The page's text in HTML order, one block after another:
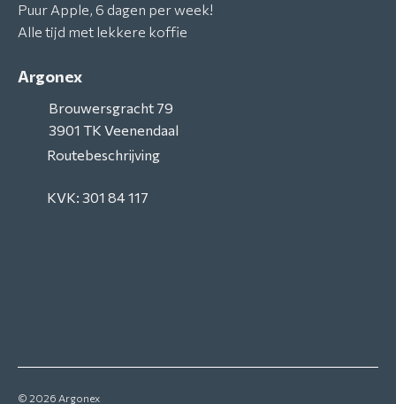
Puur Apple, 6 dagen per week!
Alle tijd met lekkere koffie
Argonex
Brouwersgracht 79
3901 TK Veenendaal
Routebeschrijving
KVK: 301 84 117
© 2026 Argonex